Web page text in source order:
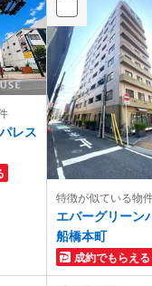
レス
特徴が似ている物
エバーグリーン
船橋本町
成約でもらえる